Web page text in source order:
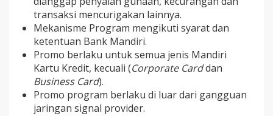
transaksi mencurigakan lainnya.
Mekanisme Program mengikuti syarat dan
ketentuan Bank Mandiri.
Promo berlaku untuk semua jenis Mandiri
Kartu Kredit, kecuali (Corporate Carddan
Business Card).
Promo program berlaku di luar dari gangguan
jaringan signal provider.